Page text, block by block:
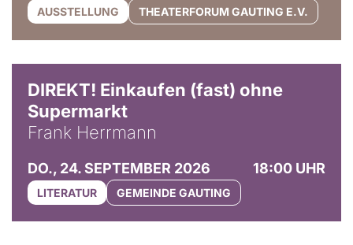
AUSSTELLUNG THEATERFORUM GAUTING E.V.
DIREKT! Einkaufen (fast) ohne
Supermarkt
Frank Herrmann
DO., 24. SEPTEMBER 2026 18:00 UHR
LITERATUR GEMEINDE GAUTING